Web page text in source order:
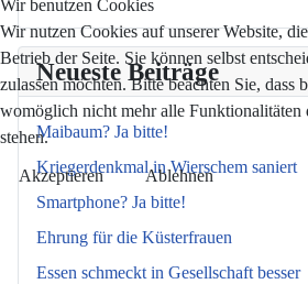
Neueste Beiträge
Maibaum? Ja bitte!
Kriegerdenkmal in Wierschem saniert
Smartphone? Ja bitte!
Ehrung für die Küsterfrauen
Essen schmeckt in Gesellschaft besser
Wir benutzen Cookies
Wir nutzen Cookies auf unserer Website,
Betrieb der Seite. Sie können selbst
zulassen möchten. Bitte beachten Sie, dass
womöglich nicht mehr alle Funktionalitäten
stehen.
Akzeptieren Ablehnen